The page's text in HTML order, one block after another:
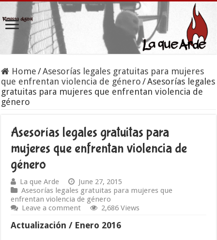
Home /Asesorías legales gratuitas para mujeres
que enfrentan violencia de género /Asesorías legales
gratuitas para mujeres que enfrentan violencia de
género
Asesorías legales gratuitas para
mujeres que enfrentan violencia de
género
La que Arde
June 27, 2015
Asesorías legales gratuitas para mujeres que
enfrentan violencia de género
Leave a comment
2,686 Views
Actualización / Enero 2016